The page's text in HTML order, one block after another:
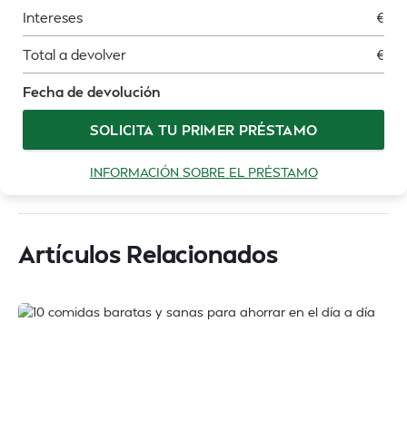
Intereses €
Total a devolver €
Fecha de devolución
SOLICITA TU PRIMER PRÉSTAMO
INFORMACIÓN SOBRE EL PRÉSTAMO
Artículos Relacionados